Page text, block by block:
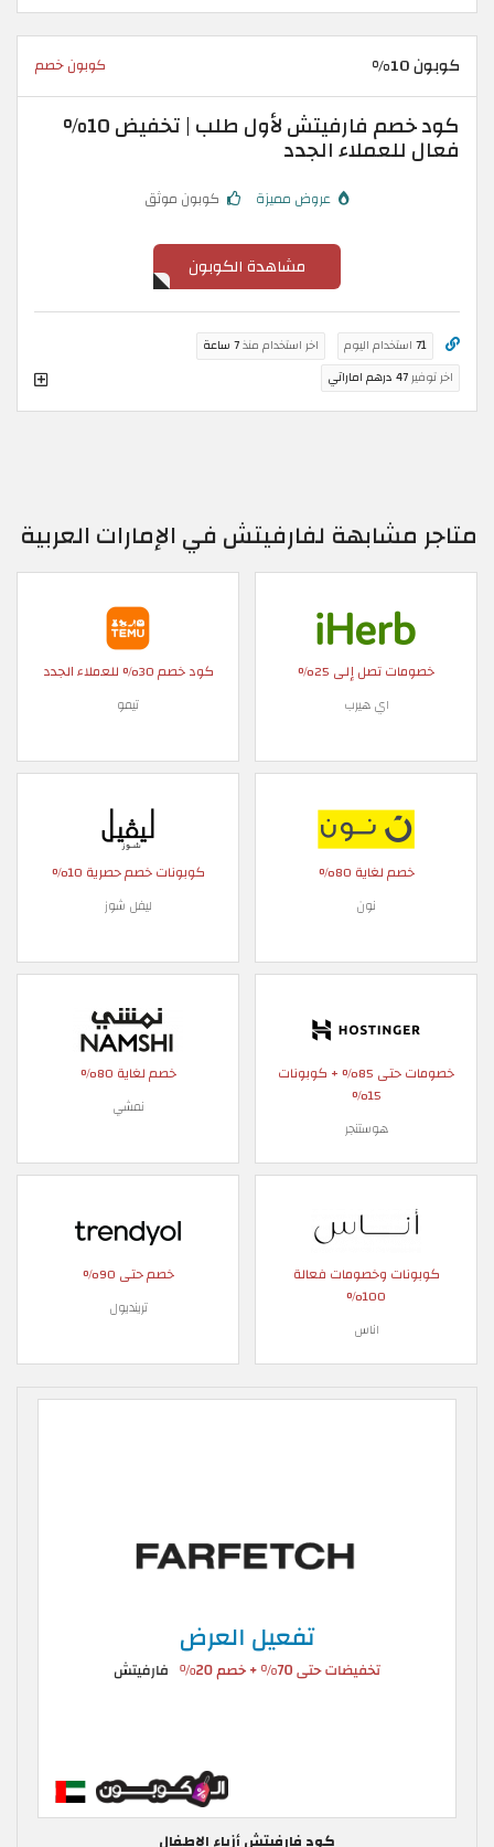
كوبون 10% كوبون خصم
كود خصم فارفيتش لأول طلب | تخفيض 10%
فعال للعملاء الجدد
عروض مميزة كوبون موثق
مشاهدة الكوبون
71 استخدام اليوم اخر استخدام منذ7 ساعة
اخر توفير47 درهم اماراتي
متاجر مشابهة لفارفيتش في الإمارات العربية
خصومات تصل إلى 25%
اي هيرب
كود خصم 30% للعملاء الجدد
تيمو
خصم لغاية 80%
نون
كوبونات خصم حصرية 10%
ليفل شوز
خصومات حتى 85% + كوبونات
15%
هوستنجر
خصم لغاية 80%
نمشي
كوبونات وخصومات فعالة
100%
اناس
خصم حتى 90%
ترينديول
كود فارفيتش أزياء الاطفال